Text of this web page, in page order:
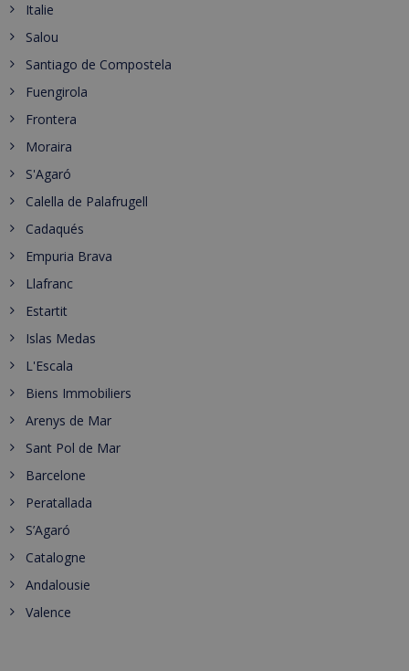
Italie
Salou
Santiago de Compostela
Fuengirola
Frontera
Moraira
S'Agaró
Calella de Palafrugell
Cadaqués
Empuria Brava
Llafranc
Estartit
Islas Medas
L'Escala
Biens Immobiliers
Arenys de Mar
Sant Pol de Mar
Barcelone
Peratallada
S’Agaró
Catalogne
Andalousie
Valence